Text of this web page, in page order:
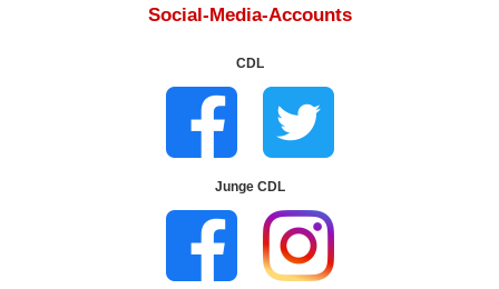
Social-Media-Accounts
CDL
Junge CDL